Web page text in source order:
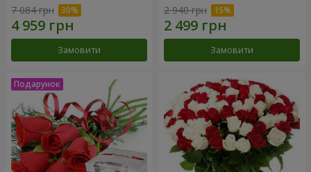
7 084 грн
Замовити
2 940 грн
Замовити